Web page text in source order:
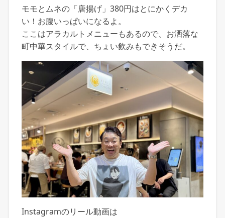
モモとムネの「唐揚げ」380円はとにかくデカ
い！お腹いっぱいになるよ。
ここはアラカルトメニューもあるので、お洒落な
町中華スタイルで、ちょい飲みもできそうだ。
Instagramのリール動画は